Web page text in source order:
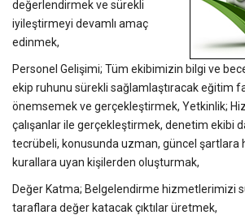
değerlendirmek ve sürekli
iyileştirmeyi devamlı amaç
edinmek,
Personel Gelişimi; Tüm ekibimizin bilgi ve
ekip ruhunu sürekli sağlamlaştıracak eğitim
önemsemek ve gerçekleştirmek, Yetkinlik;
çalışanlar ile gerçekleştirmek, denetim ekibi
tecrübeli, konusunda uzman, güncel şartlara
kurallara uyan kişilerden oluşturmak,
Değer Katma; Belgelendirme hizmetlerimizi
taraflara değer katacak çıktılar üretmek,